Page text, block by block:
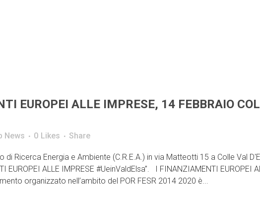
EUROPEI ALLE IMPRESE, 14 FEBBRAIO
News 0 Likes Share
di Ricerca Energia e Ambiente (C.R.E.A.) in via Matteotti 15 a Colle Val
EUROPEI ALLE IMPRESE #UeinValdElsa”. I FINANZIAMENTI EUROPEI
organizzato nell’ambito del POR FESR 2014 2020 è...